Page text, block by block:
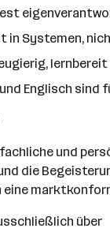
in Systemen,
Englisch
und
die
eine
über